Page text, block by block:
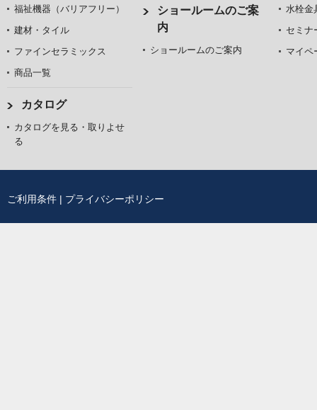
福祉機器（バリアフリー）
建材・タイル
ファインセラミックス
商品一覧
カタログ
カタログを見る・取りよせ
る
ショールームのご案
内
ショールームのご案内
水栓金
セミナ
マイペ
ご利用条件 | プライバシーポリシー